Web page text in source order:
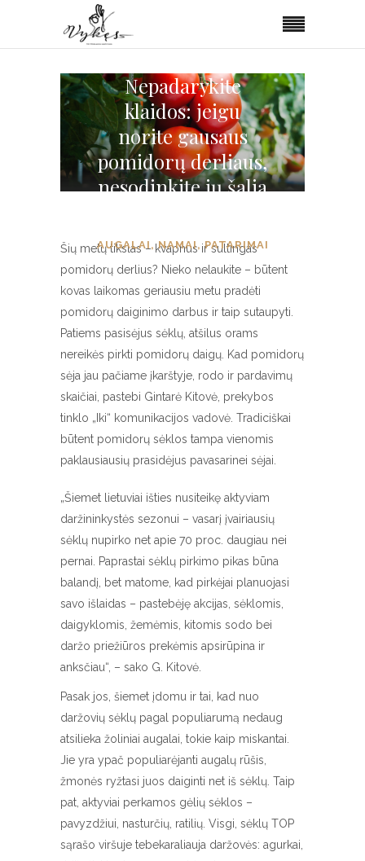
Nepadarykite
klaidos: jeigu
norite gausaus
pomidorų derliaus,
nesodinkite jų šalia
AUGALAI ,NAMAI,PATARIMAI
Šių metų tikslas – kvapnus ir sultingas
pomidorų derlius? Nieko nelaukite – būtent
kovas laikomas geriausiu metu pradėti
pomidorų daiginimo darbus ir taip sutaupyti.
Patiems pasisėjus sėklų, atšilus orams
nereikės pirkti pomidorų daigų. Kad pomidorų
sėja jau pačiame įkarštyje, rodo ir pardavimų
skaičiai, pastebi Gintarė Kitovė, prekybos
tinklo „Iki“ komunikacijos vadovė. Tradiciškai
būtent pomidorų sėklos tampa vienomis
paklausiausių prasidėjus pavasarinei sėjai.
„Šiemet lietuviai išties nusiteikę aktyviam
daržininkystės sezonui – vasarį įvairiausių
sėklų nupirko net apie 70 proc. daugiau nei
pernai. Paprastai sėklų pirkimo pikas būna
balandį, bet matome, kad pirkėjai planuojasi
savo išlaidas – pastebėję akcijas, sėklomis,
daigyklomis, žemėmis, kitomis sodo bei
daržo priežiūros prekėmis apsirūpina ir
anksčiau“, – sako G. Kitovė.
Pasak jos, šiemet įdomu ir tai, kad nuo
daržovių sėklų pagal populiarumą nedaug
atsilieka žoliniai augalai, tokie kaip miskantai.
Jie yra ypač populiarėjanti augalų rūšis,
žmonės ryžtasi juos daiginti net iš sėklų. Taip
pat, aktyviai perkamos gėlių sėklos –
pavyzdžiui, nasturčių, ratilių. Visgi, sėklų TOP
sąrašo viršuje tebekaraliauja daržovės: agurkai,